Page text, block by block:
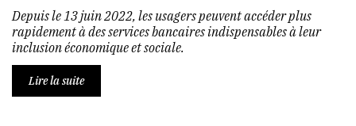
Depuis le 13 juin 2022, les usagers peuvent accéder plus
rapidement à des services bancaires indispensables à leur
inclusion économique et sociale.
Lire la suite